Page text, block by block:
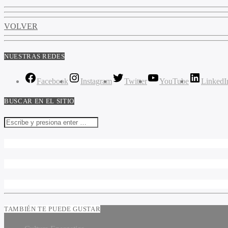
VOLVER
NUESTRAS REDES
Facebook Instagram Twitter YouTube
BUSCAR EN EL SITIO
TAMBIÉN TE PUEDE GUSTAR